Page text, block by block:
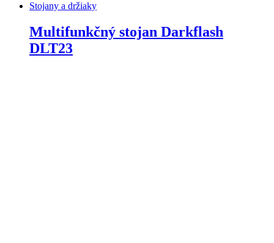
Stojany a držiaky
Multifunkčný stojan Darkflash
DLT23